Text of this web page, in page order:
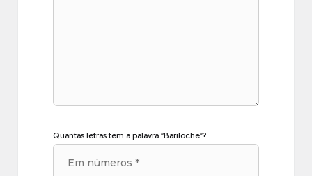
Quantas letras tem a palavra “Bariloche”?